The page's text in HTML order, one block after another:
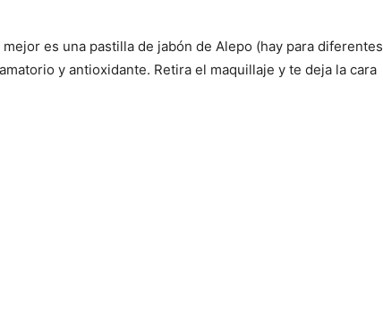
es una pastilla de jabón de Alepo (hay para diferentes
y antioxidante. Retira el maquillaje y te deja la cara